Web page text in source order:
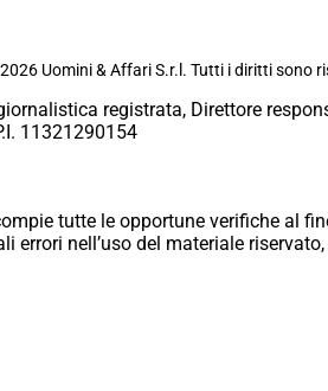
Uomini & Affari S.r.l. Tutti i diritti sono
registrata, Direttore
11321290154
tutte le opportune verifiche al
errori nell’uso del materiale